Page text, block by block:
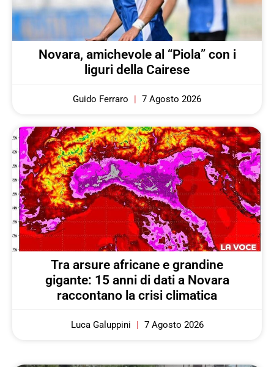
Novara, amichevole al “Piola” con i
liguri della Cairese
Guido Ferraro 7 Agosto 2026
Tra arsure africane e grandine
gigante: 15 anni di dati a Novara
raccontano la crisi climatica
Luca Galuppini 7 Agosto 2026